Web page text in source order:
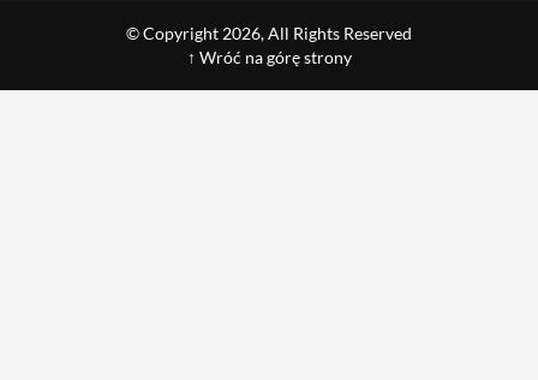
© Copyright 2026, All Rights Reserved
↑ Wróć na górę strony